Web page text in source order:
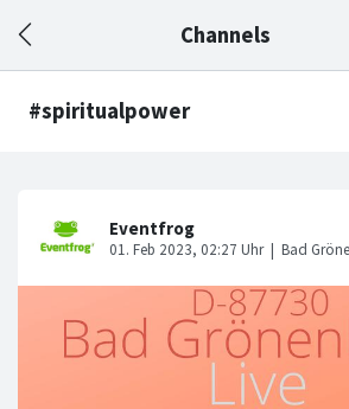
Channels
#spiritualpower